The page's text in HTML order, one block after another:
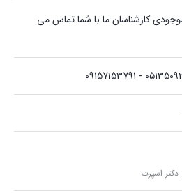
کارشناسان ما با شما تماس می
دکتر اسپرت